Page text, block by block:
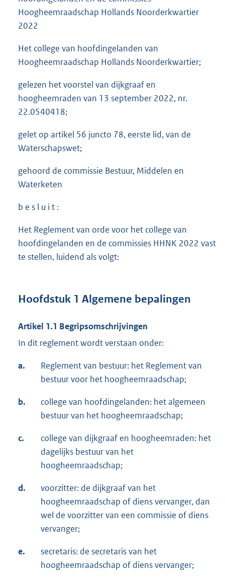
Hoogheemraadschap Hollands Noorderkwartier
2022
Het college van hoofdingelanden van
Hoogheemraadschap Hollands Noorderkwartier;
gelezen het voorstel van dijkgraaf en
hoogheemraden van 13 september 2022, nr.
22.0540418;
gelet op artikel 56 juncto 78, eerste lid, van de
Waterschapswet;
gehoord de commissie Bestuur, Middelen en
Waterketen
b e s l u i t :
Het Reglement van orde voor het college van
hoofdingelanden en de commissies HHNK 2022 vast
te stellen, luidend als volgt:
Hoofdstuk 1 Algemene bepalingen
Artikel 1.1 Begripsomschrijvingen
In dit reglement wordt verstaan onder:
a.
Reglement van bestuur: het Reglement van
bestuur voor het hoogheemraadschap;
b.
college van hoofdingelanden: het algemeen
bestuur van het hoogheemraadschap;
c.
college van dijkgraaf en hoogheemraden: het
dagelijks bestuur van het
hoogheemraadschap;
d.
voorzitter: de dijkgraaf van het
hoogheemraadschap of diens vervanger, dan
wel de voorzitter van een commissie of diens
vervanger;
e.
secretaris: de secretaris van het
hoogheemraadschap of diens vervanger;